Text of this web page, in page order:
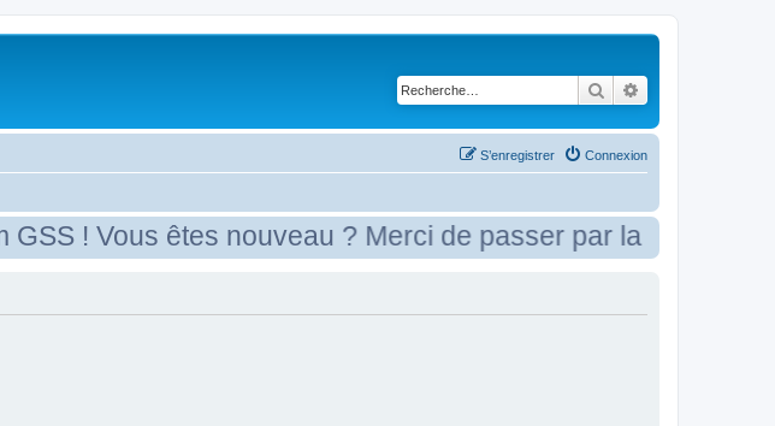
Rechercher
Connexion
S’enregistrer
! Vous êtes nouveau ? Merci de passer par la case